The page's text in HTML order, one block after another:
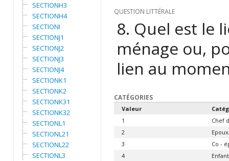
SECTIONH3
SECTIONH4
SECTIONI
SECTIONJ1
SECTIONJ2
SECTIONJ3
SECTIONJ4
SECTIONK1
SECTIONK2
SECTIONK31
SECTIONK32
SECTIONL1
SECTIONL21
SECTIONL22
SECTIONL3
QUESTION LITTÉRALE
8. Quel est le
ménage ou,
lien au
CATÉGORIES
Valeur
1
Chef
2
3
Co -
4